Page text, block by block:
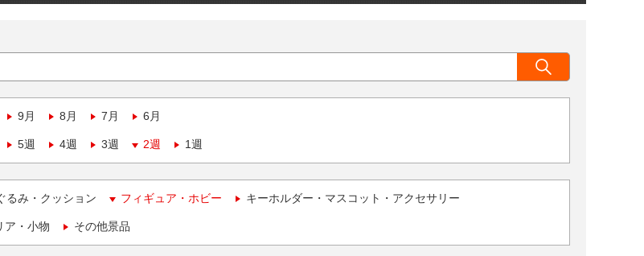
9月 8月 7月 6月
5週 4週 3週 2週 1週
るみ・クッション フィギュア・ホビー キーホルダー・マスコット・アクセサリー
ア・小物 その他景品